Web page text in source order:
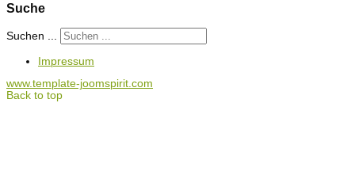
Suche
Suchen ...
Impressum
www.template-joomspirit.com
Back to top